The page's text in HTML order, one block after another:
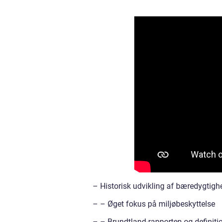
– Historisk udvikling af
– – Øget fokus på miljøbeskyttelse